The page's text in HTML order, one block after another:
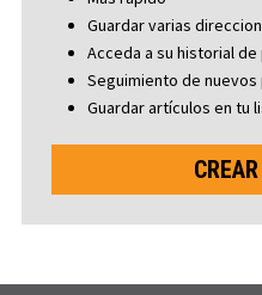
Guardar varias
Acceda a su historial
Seguimiento de
Guardar artículos en tu